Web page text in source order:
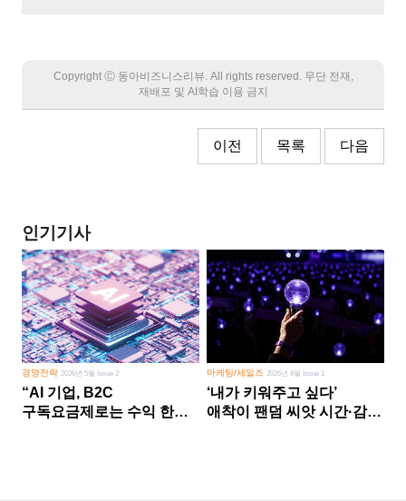
Copyright Ⓒ 동아비즈니스리뷰. All rights reserved. 무단 전재,
재배포 및 AI학습 이용 금지
이전 목록 다음
인기기사
경영전략 2026년 5월 Issue 2
“AI 기업, B2C
구독요금제로는 수익 한계
마케팅/세일즈 2026년 8월 Issue 1
‘내가 키워주고 싶다’
애착이 팬덤 씨앗 시간·감정